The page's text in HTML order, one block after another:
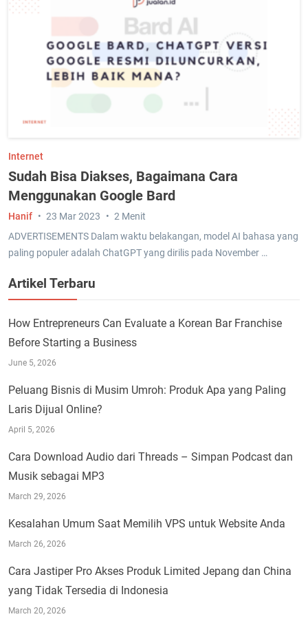
Internet
Sudah Bisa Diakses, Bagaimana Cara
Menggunakan Google Bard
ADVERTISEMENTS Dalam waktu belakangan, model AI bahasa yang
paling populer adalah ChatGPT yang dirilis pada November …
Hanif 23 Mar 2023 2 Menit
Artikel Terbaru
How Entrepreneurs Can Evaluate a Korean Bar Franchise
Before Starting a Business
June 5, 2026
Peluang Bisnis di Musim Umroh: Produk Apa yang Paling
Laris Dijual Online?
April 5, 2026
Cara Download Audio dari Threads – Simpan Podcast dan
Musik sebagai MP3
March 29, 2026
Kesalahan Umum Saat Memilih VPS untuk Website Anda
March 26, 2026
Cara Jastiper Pro Akses Produk Limited Jepang dan China
yang Tidak Tersedia di Indonesia
March 20, 2026